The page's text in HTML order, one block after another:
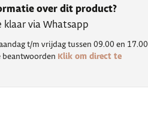
over dit product?
klaar via Whatsapp
t/m vrijdag tussen 09.00 en 17.00
beantwoorden Klik om direct te